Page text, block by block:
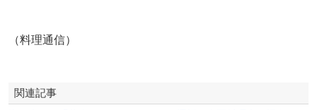
（料理通信）
関連記事